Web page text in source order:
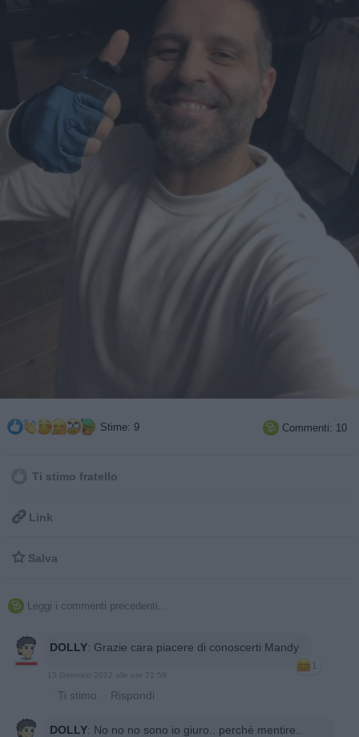
Stime: 9  Commenti: 10
Ti stimo fratello
 Link
 Salva
 Leggi i commenti precedenti...
DOLLY: Grazie cara piacere di conoscerti Mandy
1
15 Gennaio 2022 alle ore 21:59
· Ti stimo · Rispondi
DOLLY: No no no sono io giuro.. perché mentire..